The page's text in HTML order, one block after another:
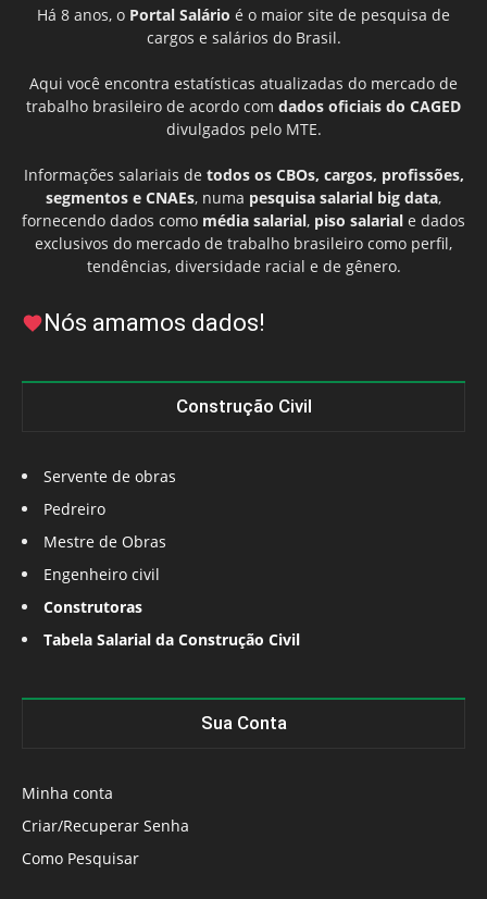
Há 8 anos, o Portal Salário é o maior site de pesquisa de
cargos e salários do Brasil.
Aqui você encontra estatísticas atualizadas do mercado de
trabalho brasileiro de acordo com dados oficiais do CAGED
divulgados pelo MTE.
Informações salariais de todos os CBOs, cargos, profissões,
segmentos e CNAEs, numa pesquisa salarial big data,
fornecendo dados como média salarial, piso salarial e dados
exclusivos do mercado de trabalho brasileiro como perfil,
tendências, diversidade racial e de gênero.
Nós amamos dados!
Construção Civil
Servente de obras
Pedreiro
Mestre de Obras
Engenheiro civil
Construtoras
Tabela Salarial da Construção Civil
Sua Conta
Minha conta
Criar/Recuperar Senha
Como Pesquisar